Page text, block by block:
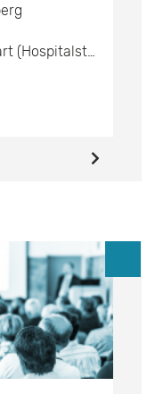
24, 70174 Stuttgart)